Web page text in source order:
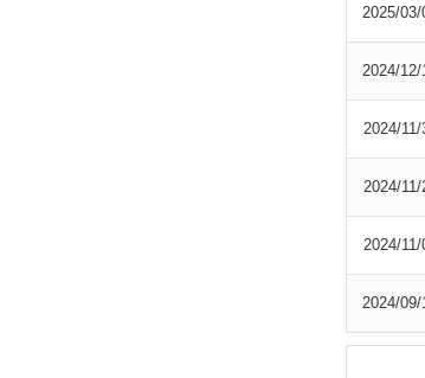
2025/03/
2024/12/
2024/11/
2024/11/
2024/11/
2024/09/